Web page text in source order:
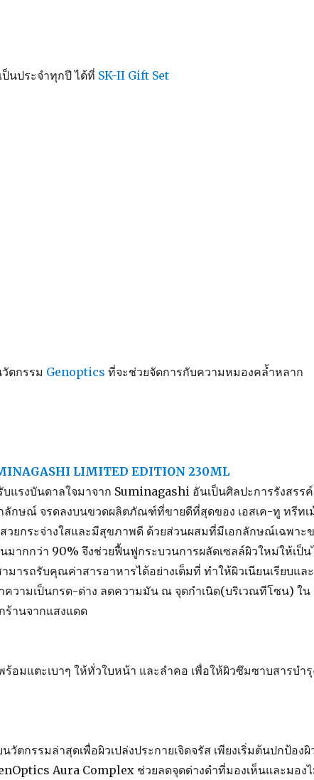
นประจำทุกปี ได้ที่ SK-II Gift Set
วัตกรรม Genoptics ที่จะช่วยจัดการกับความหมองคล้ำหลาก
LIMITED EDITION 230ML
รงบันดาลใจมาจาก Suminagashi อันเป็นศิลปะการรังสรรค์
กษณ์ จรดลงบนขวดผลิตภัณฑ์ที่ขายดีที่สุดของ เอสเค-ทู ทรีทเ
ยกระจ่างใสและมีสุขภาพดี ด้วยส่วนผสมที่มีเอกลักษณ์เฉพาะ
ากกว่า 90% จึงช่วยฟื้นฟูกระบวนการผลัดเซลล์ผิวใหม่ให้เป็น
ารถรับคุณค่าสารอาหารได้อย่างเต็มที่ ทำให้ผิวเนียนเรียบและ
วามเป็นกรด-ด่าง ลดความมัน ณ จุดกำเนิด(บริเวณทีโซน) ใน
ร้านจากแสงแดด
มแตะเบาๆ ให้ทั่วใบหน้า และลำคอ เพื่อให้ผิวซึมซาบสารบำรุ
วัตกรรมล่าสุดเพื่อผิวเปล่งประกายเจิดจรัส เพียงเริ่มต้นปกป้องผิ
Aura Complex ช่วยลดจุดด่างดำที่มองเห็นและมอง